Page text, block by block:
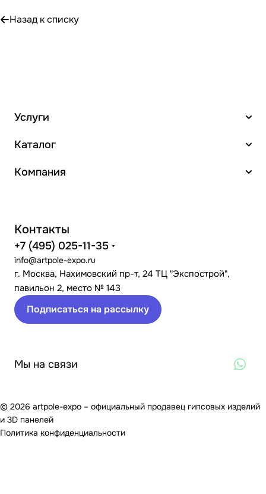
Назад к списку
Услуги
Каталог
Компания
Контакты
+7 (495) 025-11-35
info@artpole-expo.ru
г. Москва, Нахимовский пр-т, 24 ТЦ "Экспострой",
павильон 2, место № 143
Подписаться на рассылку
Мы на связи
© 2026 artpole-expo – официальный продавец гипсовых изделий
и 3D панелей
Политика конфиденциальности